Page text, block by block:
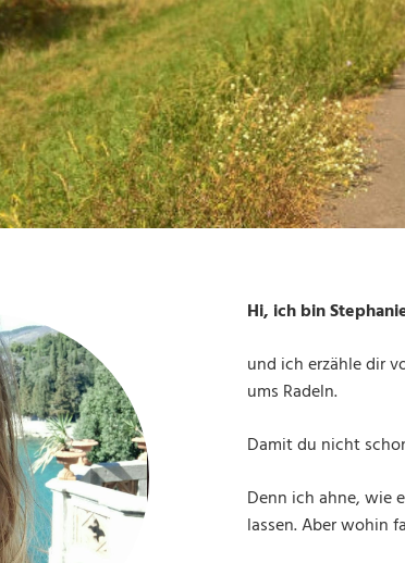
Hi, ich bin
und ich erzähle dir
ums Radeln.
Damit du nicht
Denn ich ahne, wie
lassen. Aber wohin